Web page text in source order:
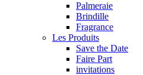
Palmeraie
Brindille
Fragrance
Les Produits
Save the Date
Faire Part
invitations